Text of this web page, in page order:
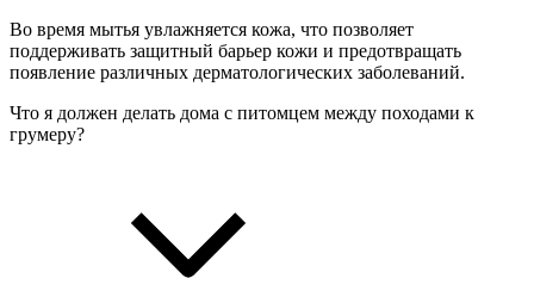
Во время мытья увлажняется кожа, что позволяет
поддерживать защитный барьер кожи и предотвращать
появление различных дерматологических заболеваний.
Что я должен делать дома с питомцем между походами к
грумеру?